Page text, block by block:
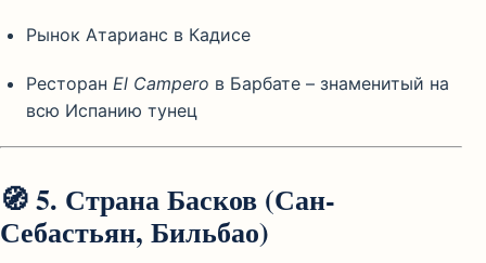
Рынок Атарианс в Кадисе
Ресторан El Campero в Барбате – знаменитый на
всю Испанию тунец
🧭5. Страна Басков (Сан-
Себастьян, Бильбао)